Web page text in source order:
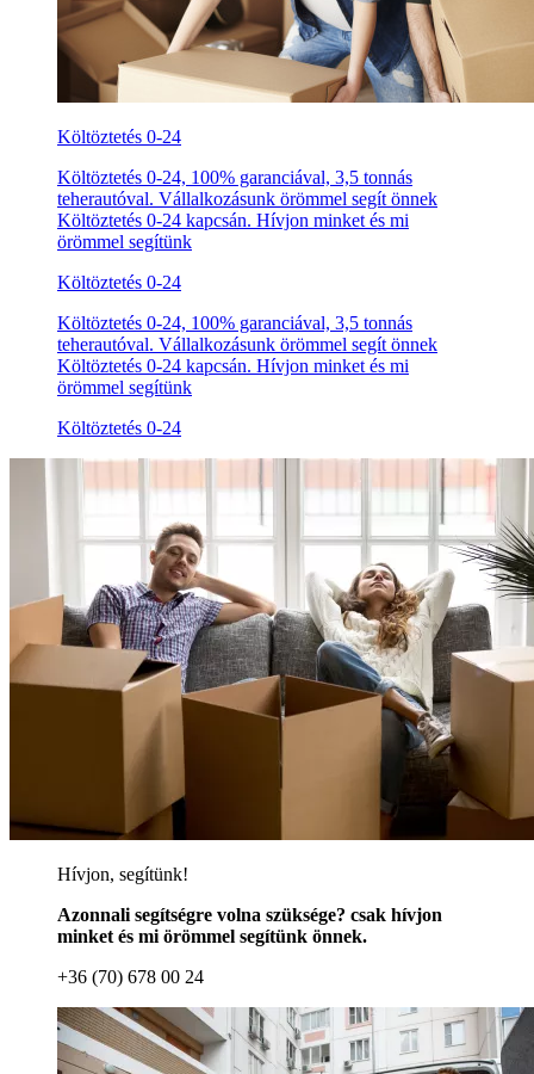
Költöztetés 0-24
Költöztetés 0-24, 100% garanciával, 3,5 tonnás
teherautóval. Vállalkozásunk örömmel segít önnek
Költöztetés 0-24 kapcsán. Hívjon minket és mi
örömmel segítünk
Költöztetés 0-24
Költöztetés 0-24, 100% garanciával, 3,5 tonnás
teherautóval. Vállalkozásunk örömmel segít önnek
Költöztetés 0-24 kapcsán. Hívjon minket és mi
örömmel segítünk
Költöztetés 0-24
Hívjon, segítünk!
Azonnali segítségre volna szüksége? csak hívjon
minket és mi örömmel segítünk önnek.
+36 (70) 678 00 24